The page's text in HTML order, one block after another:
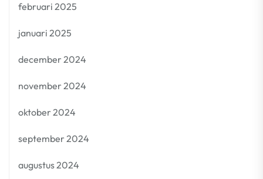
februari 2025
januari 2025
december 2024
november 2024
oktober 2024
september 2024
augustus 2024